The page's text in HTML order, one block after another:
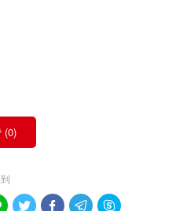
(0)
   